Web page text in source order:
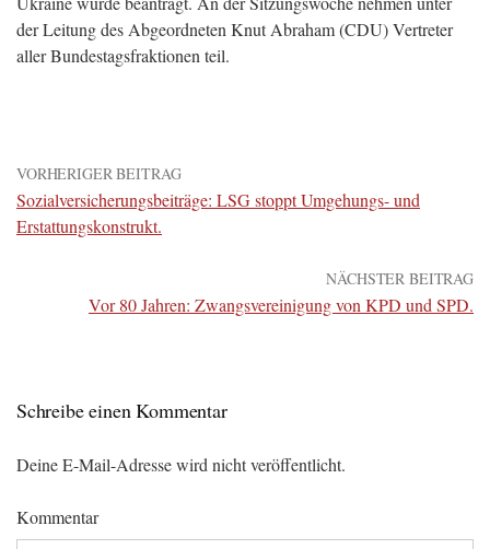
der Leitung des Abgeordneten Knut Abraham (CDU) Vertreter
aller Bundestagsfraktionen teil.
VORHERIGER BEITRAG
Sozialversicherungsbeiträge: LSG stoppt Umgehungs- und
Erstattungskonstrukt.
NÄCHSTER BEITRAG
Vor 80 Jahren: Zwangsvereinigung von KPD und SPD.
Schreibe einen Kommentar
Deine E-Mail-Adresse wird nicht veröffentlicht.
Kommentar